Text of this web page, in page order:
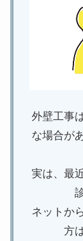
外壁工事
な場合が
実は、最
ネットか
方